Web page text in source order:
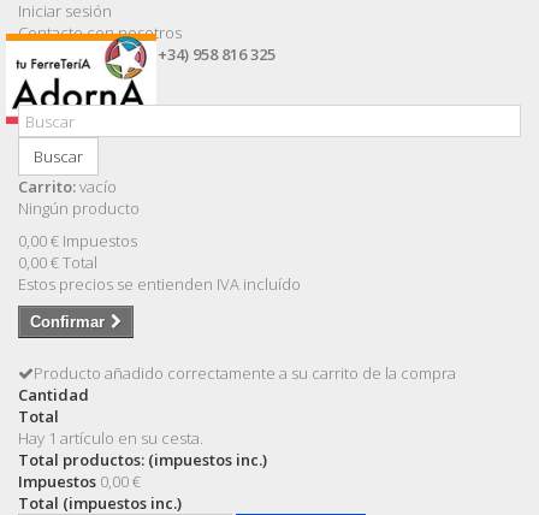
Iniciar sesión
Contacte con nosotros
Llámanos ahora: (+34) 958 816 325
Buscar
Carrito:vacío
Ningún producto
0,00 € Impuestos
0,00 €Total
Estos precios se entienden IVA incluído
Confirmar
Producto añadido correctamente a su carrito de la compra
Cantidad
Total
Hay 1 artículo en su cesta.
Total productos: (impuestos inc.)
Impuestos 0,00 €
Total (impuestos inc.)